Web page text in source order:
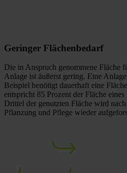
Geringer Flächenbedarf
Die in Anspruch genommene Fläche
Anlage ist äußerst gering. Eine
Beispiel benötigt dauerhaft eine
entspricht 85 Prozent der Fläche
Drittel der genutzten Fläche wird
Pflanzung und Pflege wieder